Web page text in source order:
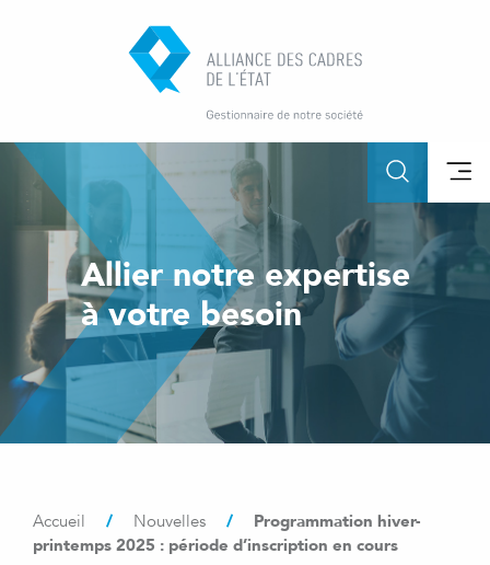
Allier notre expertise
à votre besoin
Accueil / Nouvelles /
Programmation hiver-
printemps 2025 : période d’inscription en cours